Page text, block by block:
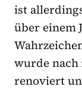
ist
über einem
wurde nach
renoviert